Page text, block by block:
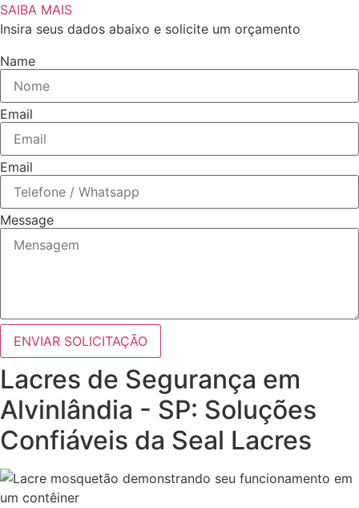
SAIBA MAIS
Insira seus dados abaixo e solicite um orçamento
Name
Email
Email
Message
ENVIAR SOLICITAÇÃO
Lacres de Segurança em
Alvinlândia - SP: Soluções
Confiáveis da Seal Lacres